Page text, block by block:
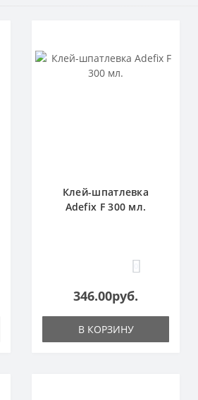
Клей-шпатлевка
Adefix F 300 мл.
346.00руб.
В КОРЗИНУ